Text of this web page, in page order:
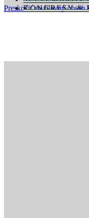
Preskočiť na hlavný obsah
KONGRESY &
REZERVÁCIE